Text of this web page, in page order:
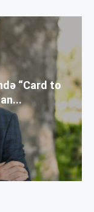
“Card to